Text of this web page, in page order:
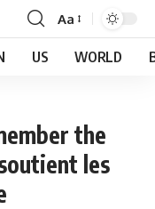
Aa
US WORLD
the
les